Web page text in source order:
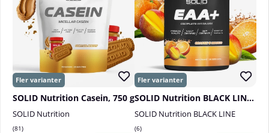
SOLID Nutrition Casein, 750 g
SOLID Nutrition
81
SOLID Nutrition BLACK LINE EAA+, 440 g
SOLID Nutrition BLACK LINE
6